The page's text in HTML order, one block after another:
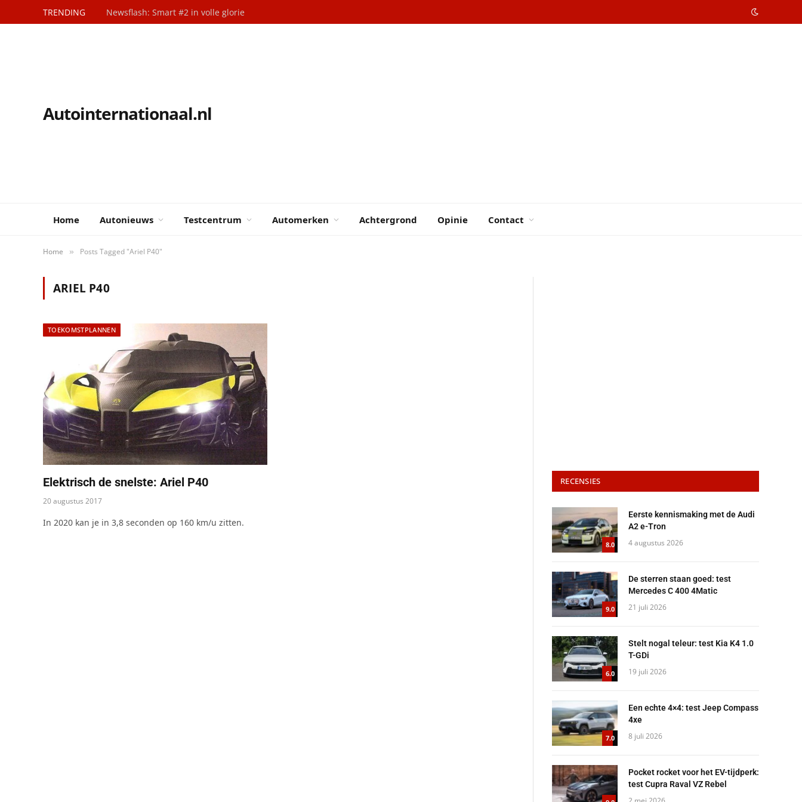
TRENDING Newsflash: Smart #2 in volle glorie
Autointernationaal.nl
Home Autonieuws Testcentrum Automerken Achtergrond Opinie Contact
Home » Posts Tagged "Ariel P40"
ARIEL P40
TOEKOMSTPLANNEN
Elektrisch de snelste: Ariel P40
20 augustus 2017
In 2020 kan je in 3,8 seconden op 160 km/u zitten.
RECENSIES
8.0
Eerste kennismaking met de Audi
A2 e-Tron
4 augustus 2026
9.0
De sterren staan goed: test
Mercedes C 400 4Matic
21 juli 2026
6.0
Stelt nogal teleur: test Kia K4 1.0
T-GDi
19 juli 2026
7.0
Een echte 4×4: test Jeep Compass
4xe
8 juli 2026
Pocket rocket voor het EV-tijdperk:
test Cupra Raval VZ Rebel